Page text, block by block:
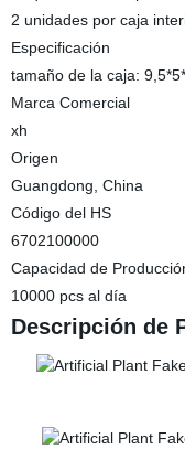
2 unidades por caja
Especificación
tamaño de la caja:
Marca Comercial
xh
Origen
Guangdong, China
Código del HS
6702100000
Capacidad de
10000 pcs al día
Descripción de